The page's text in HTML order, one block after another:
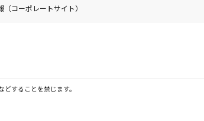
（コーポレートサイト）
することを禁じます。